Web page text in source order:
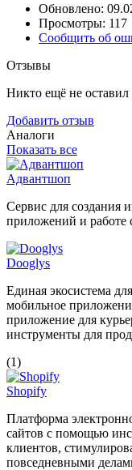
Обновлено:
Просмотры: 117
Сообщить об
Отзывы
Никто ещё не оставил
Добавить отзыв
Аналоги
Показать все
Адвантшоп
Cервис для создания
приложений и работе
Dooglys
Единая экосистема
мобильное
приложение для
инструменты для
(1)
Shopify
Платформа
сайтов с помощью
клиентов,
повседневными